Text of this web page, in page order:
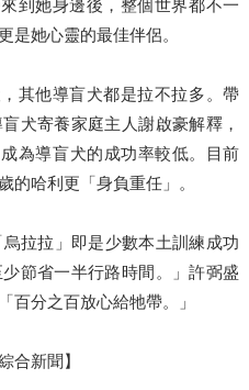
到她身邊後，整個世界都不一
是她心靈的最佳伴侶。
其他導盲犬都是拉不拉多。帶
犬寄養家庭主人謝啟豪解釋，
為導盲犬的成功率較低。目前
的哈利更「身負重任」。
拉拉」即是少數本土訓練成功
節省一半行路時間。」許弼盛
百分之百放心給牠帶。」
合新聞】